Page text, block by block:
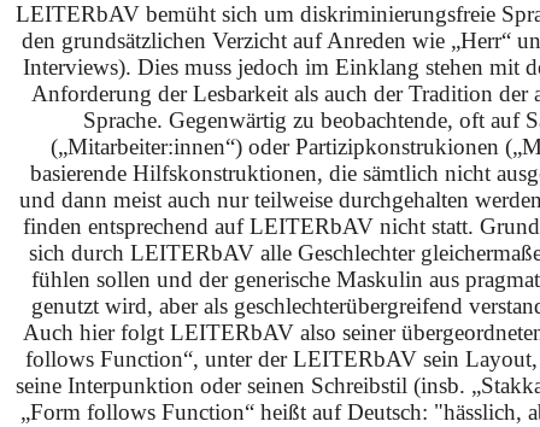
LEITERbAV bemüht sich um diskriminierungsfreie
den grundsätzlichen Verzicht auf Anreden wie „Herr“
Interviews). Dies muss jedoch im Einklang stehen mit
Anforderung der Lesbarkeit als auch der Tradition der
Sprache. Gegenwärtig zu beobachtende, oft auf
(„Mitarbeiter:innen“) oder Partizipkonstrukionen
basierende Hilfskonstruktionen, die sämtlich nicht
und dann meist auch nur teilweise durchgehalten
finden entsprechend auf LEITERbAV nicht statt.
sich durch LEITERbAV alle Geschlechter
fühlen sollen und der generische Maskulin aus
genutzt wird, aber als geschlechterübergreifend
Auch hier folgt LEITERbAV also seiner
follows Function“, unter der LEITERbAV sein Layout,
seine Interpunktion oder seinen Schreibstil (insb.
„Form follows Function“ heißt auf Deutsch: "hässlich,